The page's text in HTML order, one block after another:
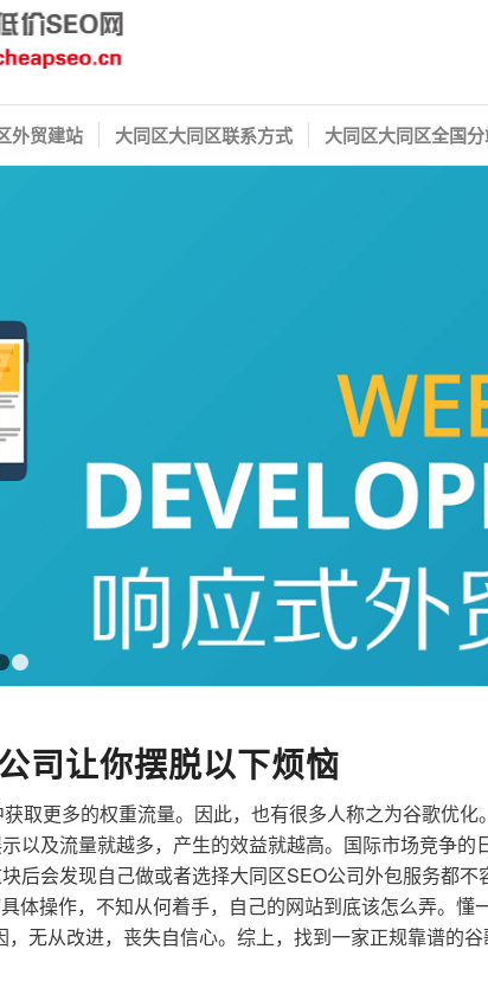
外贸建站 大同区大同区联系方式 大同区大同区全国
司让你摆脱以下烦恼
取更多的权重流量。因此，也有很多人称之为谷歌优
及流量就越多，产生的效益就越高。国际市场竞争的
会发现自己做或者选择大同区SEO公司外包服务都
操作，不知从何着手，自己的网站到底该怎么弄。懂
无从改进，丧失自信心。综上，找到一家正规靠谱的谷